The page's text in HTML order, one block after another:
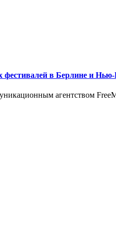
фестивалей в Берлине и
агентством